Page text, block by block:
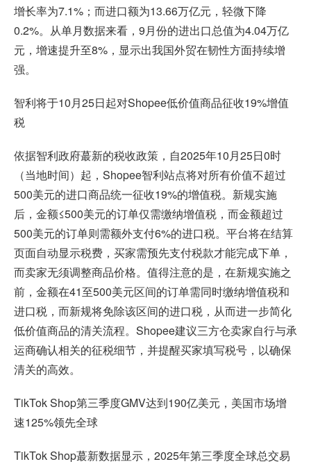
增长率为7.1%；而进口额为13.66万亿元，轻微下降
0.2%。从单月数据来看，9月份的进出口总值为4.04万亿
元，增速提升至8%，显示出我国外贸在韧性方面持续增
强。
智利将于10月25日起对Shopee低价值商品征收19%增值
税
依据智利政府蕞新的税收政策，自2025年10月25日0时
（当地时间）起，Shopee智利站点将对所有价值不超过
500美元的进口商品统一征收19%的增值税。新规实施
后，金额≤500美元的订单仅需缴纳增值税，而金额超过
500美元的订单则需额外支付6%的进口税。平台将在结算
页面自动显示税费，买家需预先支付税款才能完成下单，
而卖家无须调整商品价格。值得注意的是，在新规实施之
前，金额在41至500美元区间的订单需同时缴纳增值税和
进口税，而新规将免除该区间的进口税，从而进一步简化
低价值商品的清关流程。Shopee建议三方仓卖家自行与承
运商确认相关的征税细节，并提醒买家填写税号，以确保
清关的高效。
TikTok Shop第三季度GMV达到190亿美元，美国市场增
速125%领先全球
TikTok Shop蕞新数据显示，2025年第三季度全球总交易